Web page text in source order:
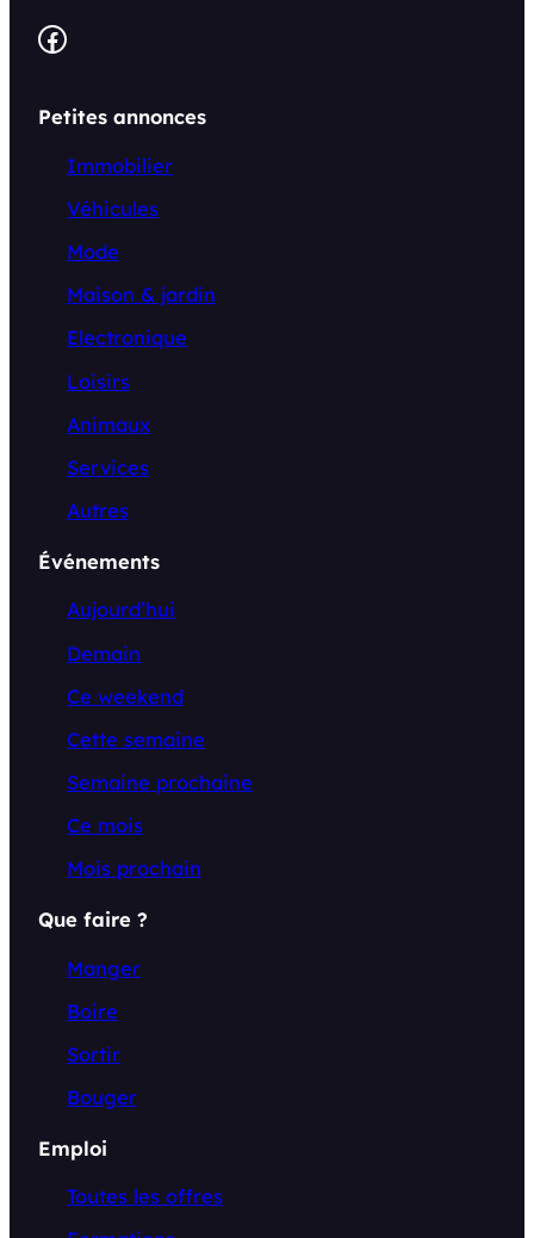
Facebook
Petites annonces
Immobilier
Véhicules
Mode
Maison & jardin
Electronique
Loisirs
Animaux
Services
Autres
Événements
Aujourd’hui
Demain
Ce weekend
Cette semaine
Semaine prochaine
Ce mois
Mois prochain
Que faire ?
Manger
Boire
Sortir
Bouger
Emploi
Toutes les offres